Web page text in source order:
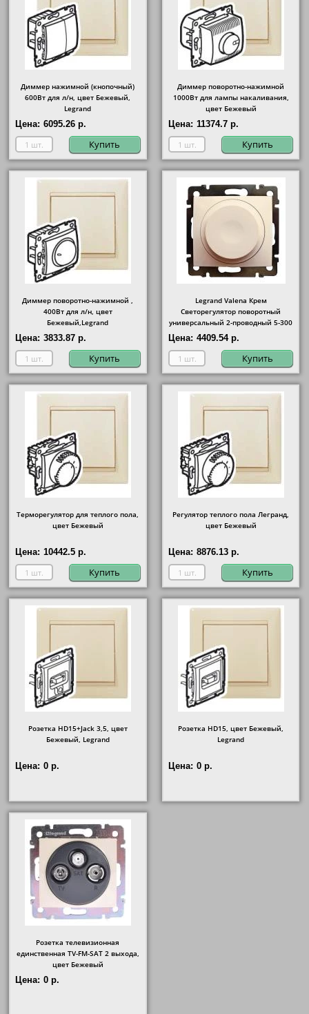
Диммер нажимной (кнопочный)
600Вт для л/н, цвет Бежевый,
Legrand
Цена: 6095.26 р.
Купить
Диммер поворотно-нажимной
1000Вт для лампы накаливания,
цвет Бежевый
Цена: 11374.7 р.
Купить
Диммер поворотно-нажимной ,
400Вт для л/н, цвет
Бежевый,Legrand
Цена: 3833.87 р.
Купить
Legrand Valena Крем
Светорегулятор поворотный
универсальный 2-проводный 5-300
Вт
Цена: 4409.54 р.
Купить
Терморегулятор для теплого пола,
цвет Бежевый
Цена: 10442.5 р.
Купить
Регулятор теплого пола Легранд,
цвет Бежевый
Цена: 8876.13 р.
Купить
Розетка HD15+Jack 3,5, цвет
Бежевый, Legrand
Цена: 0 р.
Розетка HD15, цвет Бежевый,
Legrand
Цена: 0 р.
Розетка телевизионная
единственная ТV-FМ-SАТ 2 выхода,
цвет Бежевый
Цена: 0 р.